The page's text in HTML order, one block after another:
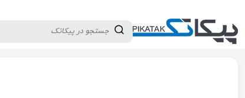
پیکاتک / لوله و اتصالات / اتصالات پایپینگ / اتصالات پلی اتیلن جوشی